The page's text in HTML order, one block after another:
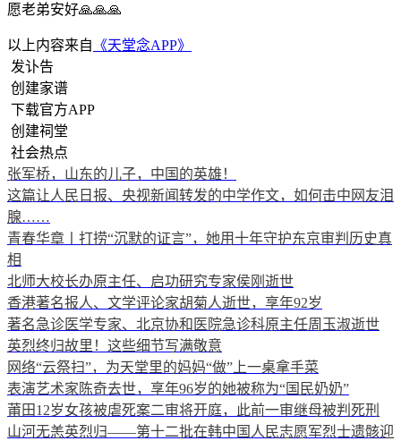
愿老弟安好🙏🙏🙏
以上内容来自 《天堂念APP》
发讣告
创建家谱
下载官方APP
创建祠堂
社会热点
张军桥，山东的儿子，中国的英雄！
这篇让人民日报、央视新闻转发的中学作文，如何击中网友泪
腺……
青春华章丨打捞“沉默的证言”，她用十年守护东京审判历史真
相
北师大校长办原主任、启功研究专家侯刚逝世
香港著名报人、文学评论家胡菊人逝世，享年92岁
著名急诊医学专家、北京协和医院急诊科原主任周玉淑逝世
英烈终归故里！这些细节写满敬意
网络“云祭扫”，为天堂里的妈妈“做”上一桌拿手菜
表演艺术家陈奇去世，享年96岁的她被称为“国民奶奶”
莆田12岁女孩被虐死案二审将开庭，此前一审继母被判死刑
山河无恙英烈归——第十二批在韩中国人民志愿军烈士遗骸迎